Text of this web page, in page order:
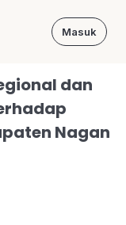
Masuk
dan
Nagan